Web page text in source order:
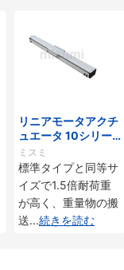
リニアモータアクチ
ュエータ 10シリー
ズ 標準タイプ 重荷
重 インクリメンタ
ル・アブソリュート
仕様
ミスミ
標準タイプと同等サ
イズで1.5倍耐荷重
が高く、重量物の搬
送...続きを読む